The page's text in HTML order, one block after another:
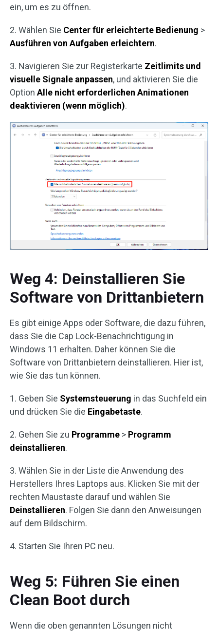
ein, um es zu öffnen.
2. Wählen Sie Center für erleichterte Bedienung >
Ausführen von Aufgaben erleichtern.
3. Navigieren Sie zur Registerkarte Zeitlimits und
visuelle Signale anpassen, und aktivieren Sie die
OptionAlle nicht erforderlichen Animationen
deaktivieren (wenn möglich).
Weg 4: Deinstallieren Sie
Software von Drittanbietern
Es gibt einige Apps oder Software, die dazu führen,
dass Sie die Cap Lock-Benachrichtigung in
Windows 11 erhalten. Daher können Sie die
Software von Drittanbietern deinstallieren. Hier ist,
wie Sie das tun können.
1. Geben Sie Systemsteuerung in das Suchfeld ein
und drücken Sie die Eingabetaste.
2. Gehen Sie zu Programme > Programm
deinstallieren.
3. Wählen Sie in der Liste die Anwendung des
Herstellers Ihres Laptops aus. Klicken Sie mit der
rechten Maustaste darauf und wählen Sie
Deinstallieren. Folgen Sie dann den Anweisungen
auf dem Bildschirm.
4. Starten Sie Ihren PC neu.
Weg 5: Führen Sie einen
Clean Boot durch
Wenn die oben genannten Lösungen nicht